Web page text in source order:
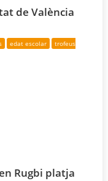
de València
edat escolar
trofeus
Rugbi platja